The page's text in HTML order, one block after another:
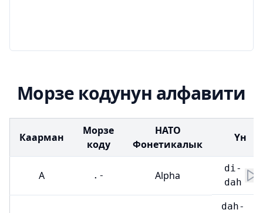
Морзе кодунун алфавити
Каарман
Морзе
коду
НАТО
Фонетикалык
Үн
A .- Alpha
di-
dah
dah-